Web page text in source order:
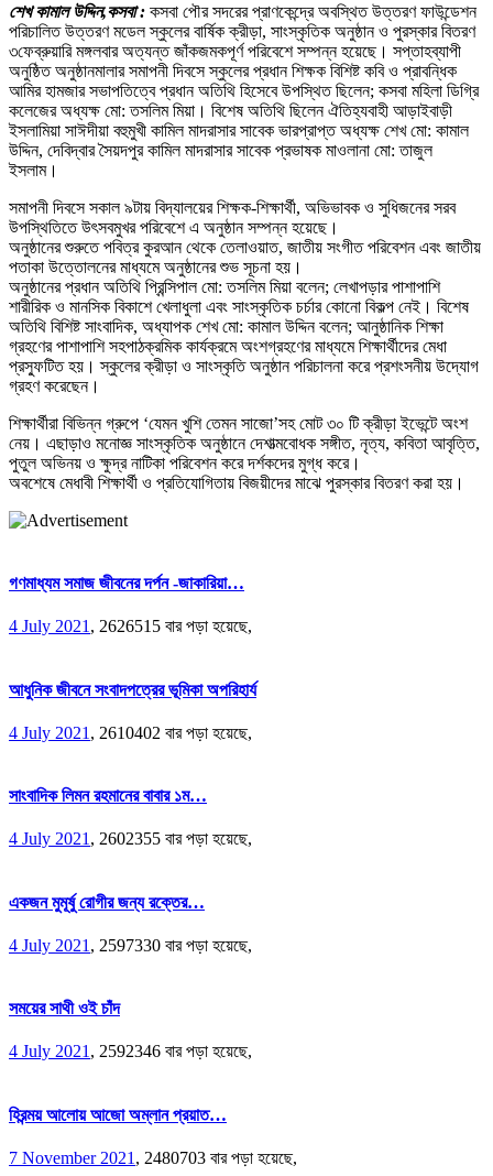
শেখ কামাল উদ্দিন,কসবা : কসবা পৌর সদরের প্রাণকেন্দ্রে অবস্থিত উত্তরণ ফাউন্ডেশন
পরিচালিত উত্তরণ মডেল স্কুলের বার্ষিক ক্রীড়া, সাংস্কৃতিক অনুষ্ঠান ও পুরস্কার বিতরণ
৩ফেব্রুয়ারি মঙ্গলবার অত্যন্ত জাঁকজমকপূর্ণ পরিবেশে সম্পন্ন হয়েছে। সপ্তাহব্যাপী
অনুষ্ঠিত অনুষ্ঠানমালার সমাপনী দিবসে স্কুলের প্রধান শিক্ষক বিশিষ্ট কবি ও প্রাবন্ধিক
আমির হামজার সভাপতিত্বে প্রধান অতিথি হিসেবে উপস্থিত ছিলেন; কসবা মহিলা ডিগ্রি
কলেজের অধ্যক্ষ মো: তসলিম মিয়া। বিশেষ অতিথি ছিলেন ঐতিহ্যবাহী আড়াইবাড়ী
ইসলামিয়া সাঈদীয়া বহুমুখী কামিল মাদরাসার সাবেক ভারপ্রাপ্ত অধ্যক্ষ শেখ মো: কামাল
উদ্দিন, দেবিদ্বার সৈয়দপুর কামিল মাদরাসার সাবেক প্রভাষক মাওলানা মো: তাজুল
ইসলাম।
সমাপনী দিবসে সকাল ৯টায় বিদ্যালয়ের শিক্ষক-শিক্ষার্থী, অভিভাবক ও সুধিজনের সরব
উপস্থিতিতে উৎসবমুখর পরিবেশে এ অনুষ্ঠান সম্পন্ন হয়েছে।
অনুষ্ঠানের শুরুতে পবিত্র কুরআন থেকে তেলাওয়াত, জাতীয় সংগীত পরিবেশন এবং জাতীয়
পতাকা উত্তোলনের মাধ্যমে অনুষ্ঠানের শুভ সূচনা হয়।
অনুষ্ঠানের প্রধান অতিথি প্রিন্সিপাল মো: তসলিম মিয়া বলেন; লেখাপড়ার পাশাপাশি
শারীরিক ও মানসিক বিকাশে খেলাধুলা এবং সাংস্কৃতিক চর্চার কোনো বিকল্প নেই। বিশেষ
অতিথি বিশিষ্ট সাংবাদিক, অধ্যাপক শেখ মো: কামাল উদ্দিন বলেন; আনুষ্ঠানিক শিক্ষা
গ্রহণের পাশাপাশি সহপাঠক্রমিক কার্যক্রমে অংশগ্রহণের মাধ্যমে শিক্ষার্থীদের মেধা
প্রস্ফুটিত হয়। স্কুলের ক্রীড়া ও সাংস্কৃতি অনুষ্ঠান পরিচালনা করে প্রশংসনীয় উদ্যোগ
গ্রহণ করেছেন।
শিক্ষার্থীরা বিভিন্ন গ্রুপে ‘যেমন খুশি তেমন সাজো’সহ মোট ৩০ টি ক্রীড়া ইভেন্টে অংশ
নেয়। এছাড়াও মনোজ্ঞ সাংস্কৃতিক অনুষ্ঠানে দেশাত্মবোধক সঙ্গীত, নৃত্য, কবিতা আবৃত্তি,
পুতুল অভিনয় ও ক্ষুদ্র নাটিকা পরিবেশন করে দর্শকদের মুগ্ধ করে।
অবশেষে মেধাবী শিক্ষার্থী ও প্রতিযোগিতায় বিজয়ীদের মাঝে পুরস্কার বিতরণ করা হয়।
গণমাধ্যম সমাজ জীবনের দর্পন -জাকারিয়া…
4 July 2021 , 2626515 বার পড়া হয়েছে,
আধুনিক জীবনে সংবাদপত্রের ভূমিকা অপরিহার্য
4 July 2021 , 2610402 বার পড়া হয়েছে,
সাংবাদিক লিমন রহমানের বাবার ১ম…
4 July 2021, 2602355 বার পড়া হয়েছে,
একজন মুমূর্ষু রোগীর জন্য রক্তের…
4 July 2021 , 2597330 বার পড়া হয়েছে,
সময়ের সাথী ওই চাঁদ
4 July 2021, 2592346 বার পড়া হয়েছে,
হিরন্ময় আলোয় আজো অম্লান প্রয়াত…
7 November 2021 , 2480703 বার পড়া হয়েছে,